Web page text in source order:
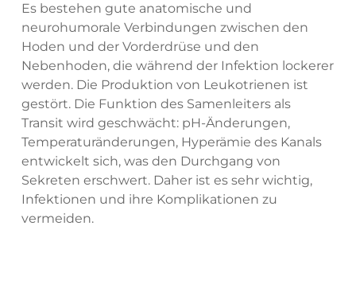
Es bestehen gute anatomische und
neurohumorale Verbindungen zwischen den
Hoden und der Vorderdrüse und den
Nebenhoden, die während der Infektion lockerer
werden. Die Produktion von Leukotrienen ist
gestört. Die Funktion des Samenleiters als
Transit wird geschwächt: pH-Änderungen,
Temperaturänderungen, Hyperämie des Kanals
entwickelt sich, was den Durchgang von
Sekreten erschwert. Daher ist es sehr wichtig,
Infektionen und ihre Komplikationen zu
vermeiden.